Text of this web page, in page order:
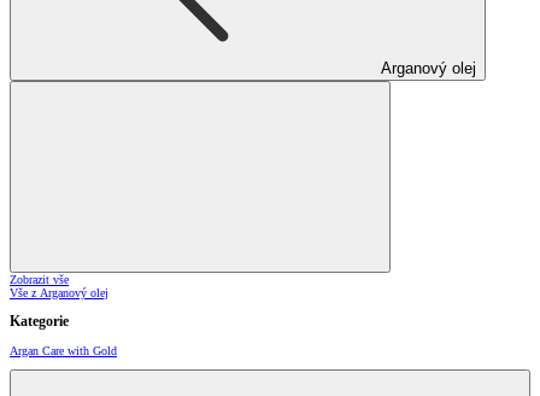
Arganový olej
Zobrazit vše
Vše z Arganový olej
Kategorie
Argan Care with Gold